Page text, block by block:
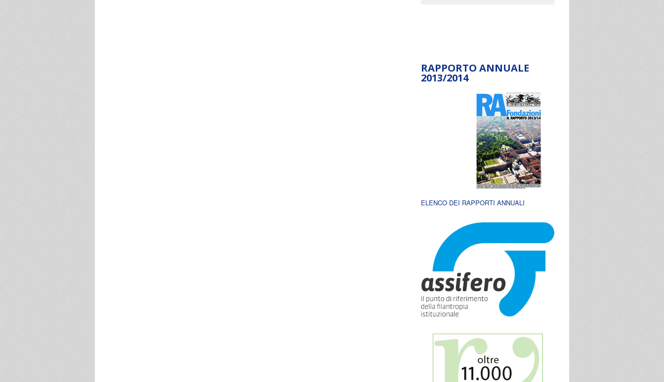
RAPPORTO ANNUALE
2013/2014
ELENCO DEI RAPPORTI ANNUALI